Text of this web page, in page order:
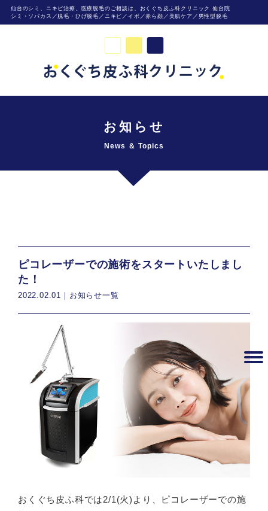
仙台のシミ、ニキビ治療、医療脱毛のご相談は、おくぐち皮ふ科クリニック 仙台院
シミ・ソバカス／脱毛・ひげ脱毛／ニキビ／イボ／赤ら顔／美肌ケア／男性型脱毛
お知らせ
News ＆ Topics
ピコレーザーでの施術をスタートいたしまし
た！
2022.02.01｜ お知らせ一覧
おくぐち皮ふ科では2/1(火)より、ピコレーザーでの施